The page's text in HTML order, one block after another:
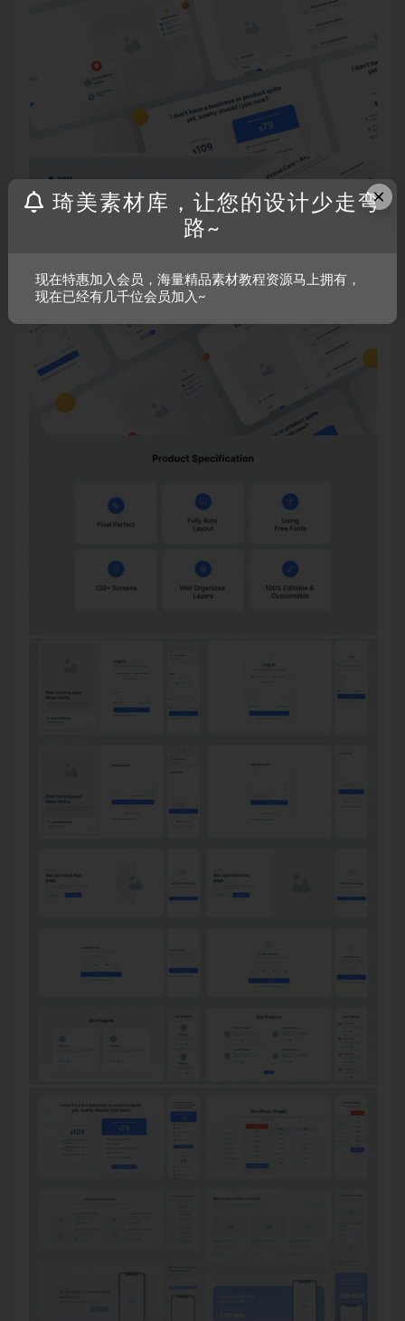
×
琦美素材库，让您的设计少走弯
路~
现在特惠加入会员，海量精品素材教程资源马上拥有，
现在已经有几千位会员加入~